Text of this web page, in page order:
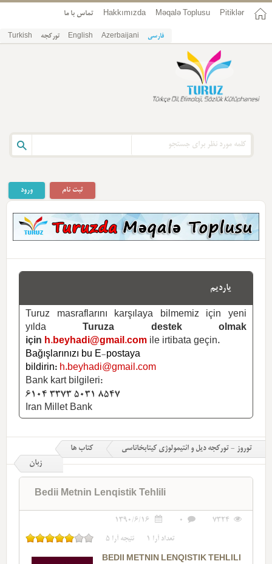
Pitiklər
Məqalə Toplusu
Hakkımızda تماس با ما
فارسی Azerbaijani
English تورکجه Turkish
ورود ثبت نام
یاردیم
Turuz masraflarını karşılaya bilmemiz için yeni
yılda
Turuza destek olmak
için h.beyhadi@gmail.com ile irtibata geçin.
Bağışlarınızı bu E-postaya
bildirin: h.beyhadi@gmail.com
Bank kart bilgileri:
6104 3373 5031 8547
Iran Millet Bank
توروز - تورکجه دیل و ائتیمولوژی کیتابخاناسی
کتاب ها
زبان
Bedii Metnin Lenqistik Tehlili
7324
0
1390/6/16
تعداد آرا 1 نتیجه آرا 5
BEDII METNIN LENQISTIK TEHLILI